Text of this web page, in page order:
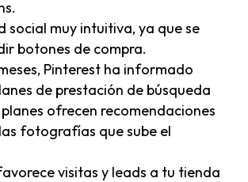
social muy intuitiva, ya que se
botones de compra.
Pinterest ha informado
de prestación de búsqueda
ofrecen recomendaciones
fotografías que sube el
visitas y leads a tu tienda